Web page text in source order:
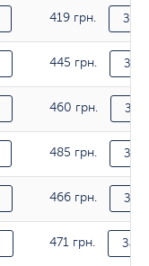
419 грн.
445 грн.
460 грн.
485 грн.
466 грн.
471 грн.